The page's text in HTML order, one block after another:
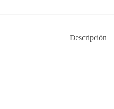
Descripción